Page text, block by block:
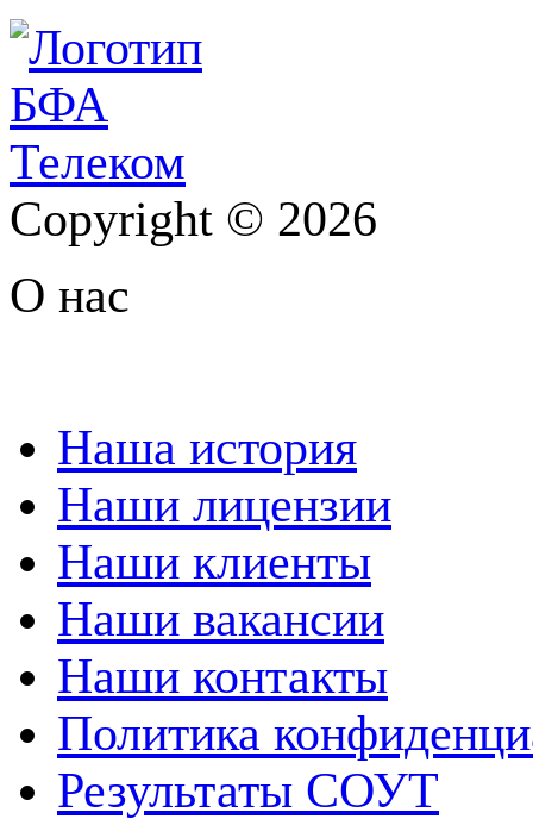
Copyright © 2026
О нас
Наша история
Наши лицензии
Наши клиенты
Наши вакансии
Наши контакты
Политика
Результаты СОУТ